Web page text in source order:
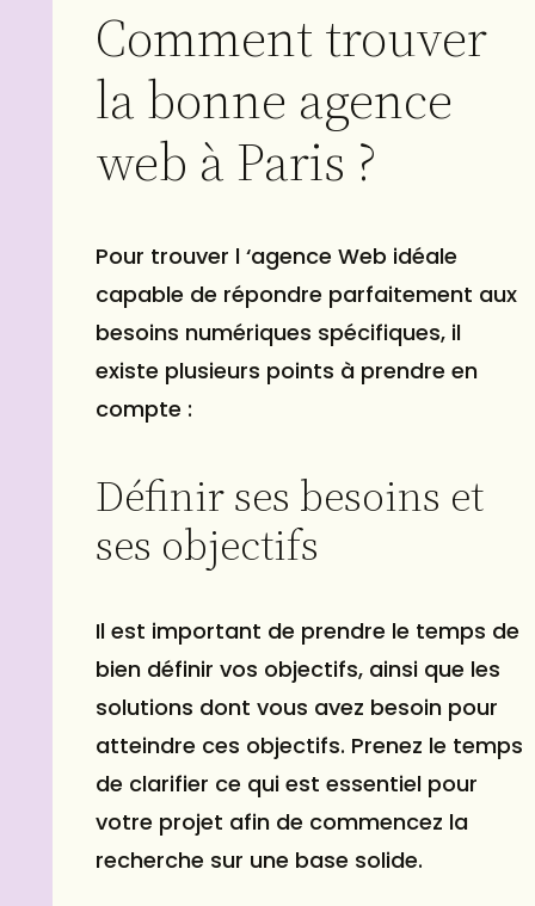
Comment trouver
la bonne agence
web à Paris ?
Pour trouver l ‘agence Web idéale
capable de répondre parfaitement aux
besoins numériques spécifiques, il
existe plusieurs points à prendre en
compte :
Définir ses besoins et
ses objectifs
Il est important de prendre le temps de
bien définir vos objectifs, ainsi que les
solutions dont vous avez besoin pour
atteindre ces objectifs. Prenez le temps
de clarifier ce qui est essentiel pour
votre projet afin de commencez la
recherche sur une base solide.